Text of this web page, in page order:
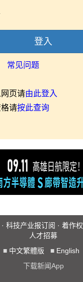
登入
常见问题
页请由此登入
请按此查询
· 科技产业报订阅 · 着作权
人才招募
■ 中文繁體版 ■ English
下载新闻App